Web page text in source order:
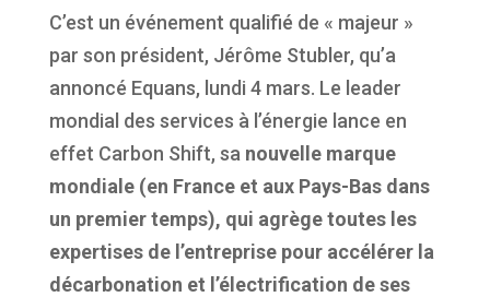
C’est un événement qualifié de « majeur »
par son président, Jérôme Stubler, qu’a
annoncé Equans, lundi 4 mars. Le leader
mondial des services à l’énergie lance en
effet Carbon Shift, sa nouvelle marque
mondiale (en France et aux Pays-Bas dans
un premier temps), qui agrège toutes les
expertises de l’entreprise pour accélérer la
décarbonation et l’électrification de ses